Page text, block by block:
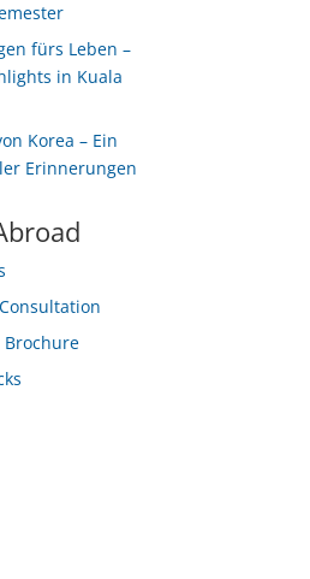
fürs Leben –
in Kuala
Korea – Ein
Erinnerungen
Brochure